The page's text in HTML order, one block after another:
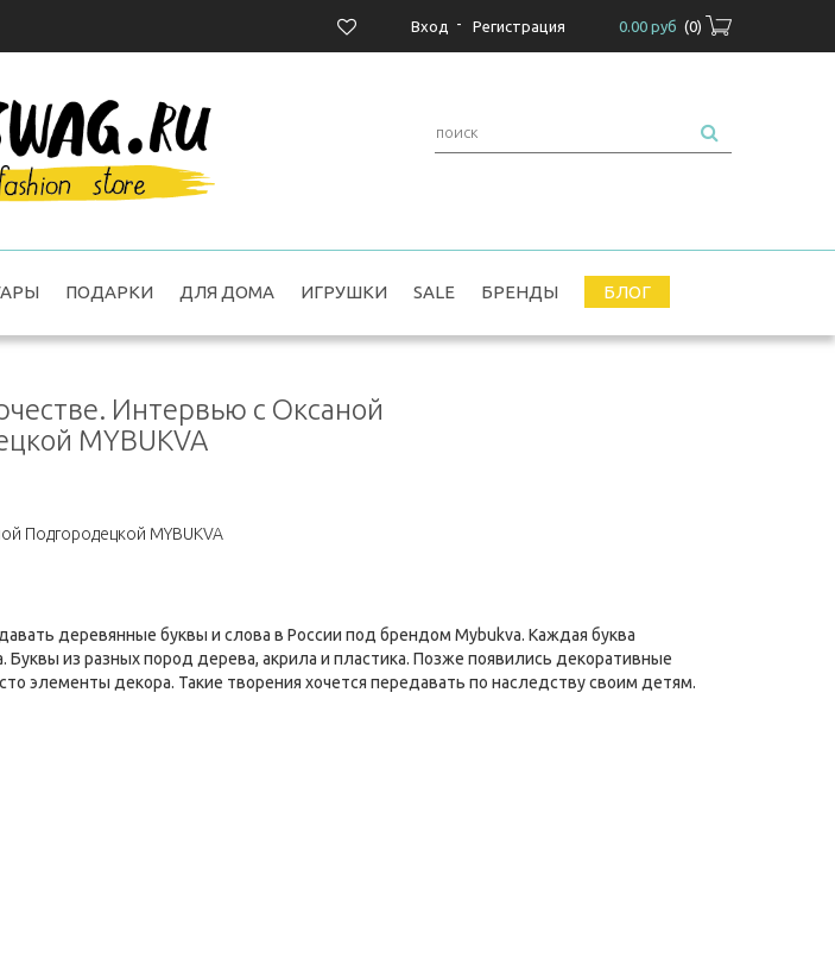
0.00 руб (0)
Вход - Регистрация
ПОДАРКИ ДЛЯ ДОМА ИГРУШКИ SALE БРЕНДЫ БЛОГ
Интервью с Оксаной
MYBUKVA
Подгородецкой MYBUKVA
деревянные буквы и слова в России под брендом Mybukva. Каждая буква
из разных пород дерева, акрила и пластика. Позже появились декоративные
элементы декора. Такие творения хочется передавать по наследству своим детям.